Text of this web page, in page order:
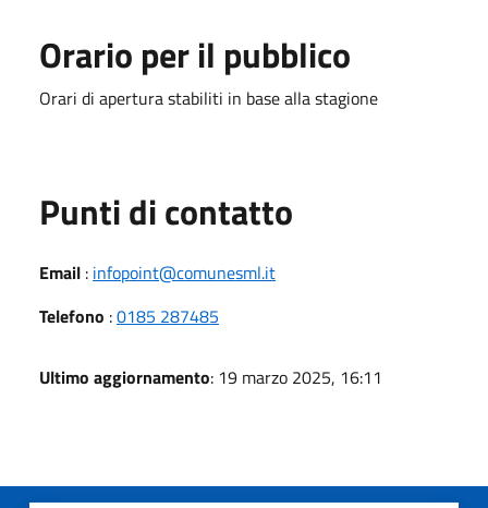
Orario per il pubblico
Orari di apertura stabiliti in base alla stagione
Punti di contatto
Email : infopoint@comunesml.it
Telefono :0185 287485
Ultimo aggiornamento: 19 marzo 2025, 16:11